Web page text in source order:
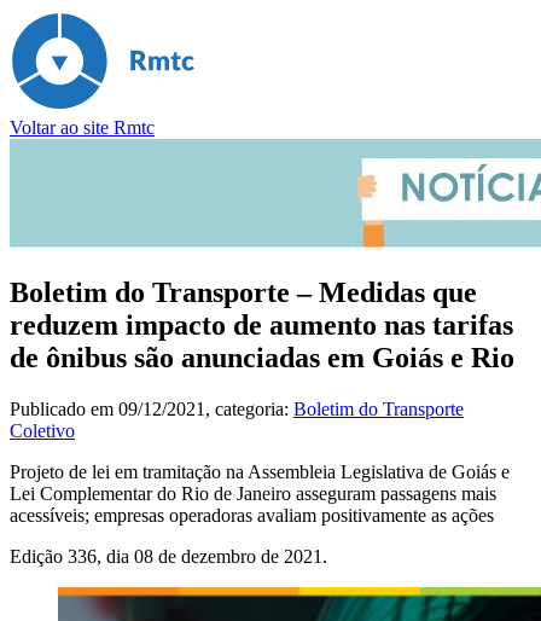
Voltar ao site Rmtc
Boletim do Transporte – Medidas que
reduzem impacto de aumento nas tarifas
de ônibus são anunciadas em Goiás e Rio
Publicado em 09/12/2021 , categoria: Boletim do Transporte
Coletivo
Projeto de lei em tramitação na Assembleia Legislativa de Goiás e
Lei Complementar do Rio de Janeiro asseguram passagens mais
acessíveis; empresas operadoras avaliam positivamente as ações
Edição 336, dia 08 de dezembro de 2021.